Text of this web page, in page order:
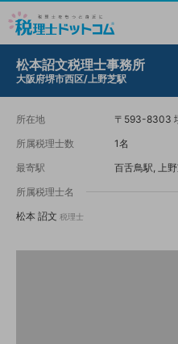
松本詔文税理士事務所
大阪府堺市西区/上野芝駅
所在地
〒593-8303
所属税理士数
1名
最寄駅
百舌鳥駅, 上
所属税理士名
松本 詔文 税理士